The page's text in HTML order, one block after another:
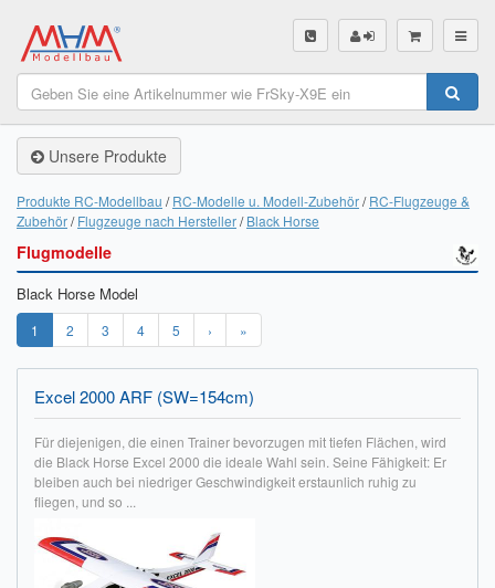
SHOP
Unsere Produkte
Servo Finder
BL-Motor Finder
Schiffsschrauben Finder
Räder Finder
Luftschrauben Finder
Sendungsverfolgung DHL
Sendungsverfolgung DPD
Verfügbarkeitsanzeige
Unsere Produkte
Produkte RC-Modellbau RC-Modelle u. Modell-Zubehör RC-Flugzeuge &
Zubehör Flugzeuge nach Hersteller Black Horse
Flugmodelle
Black Horse Model
1 2 3 4 5 › »
Excel 2000 ARF (SW=154cm)
Für diejenigen, die einen Trainer bevorzugen mit tiefen Flächen, wird
die Black Horse Excel 2000 die ideale Wahl sein. Seine Fähigkeit: Er
bleiben auch bei niedriger Geschwindigkeit erstaunlich ruhig zu
fliegen, und so ...